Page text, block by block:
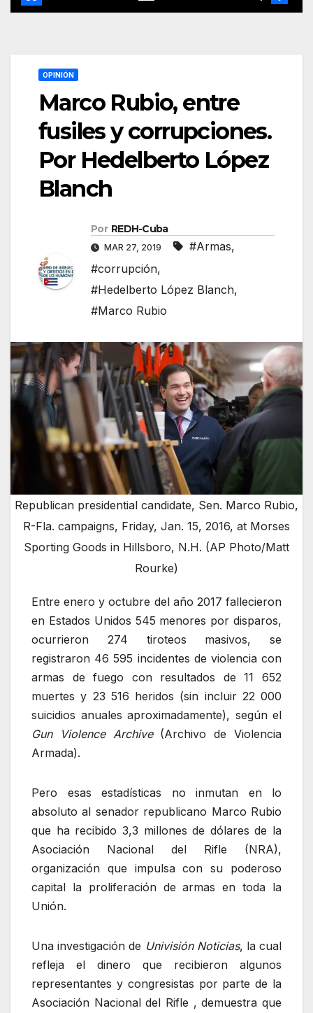
OPINIÓN
Marco Rubio, entre
fusiles y corrupciones.
Por Hedelberto López
Blanch
Por REDH-Cuba
MAR 27, 2019 #Armas,
#corrupción,
#Hedelberto López Blanch,
#Marco Rubio
Republican presidential candidate, Sen. Marco Rubio,
R-Fla. campaigns, Friday, Jan. 15, 2016, at Morses
Sporting Goods in Hillsboro, N.H. (AP Photo/Matt
Rourke)
Entre enero y octubre del año 2017 fallecieron
en Estados Unidos 545 menores por disparos,
ocurrieron 274 tiroteos masivos, se
registraron 46 595 incidentes de violencia con
armas de fuego con resultados de 11 652
muertes y 23 516 heridos (sin incluir 22 000
suicidios anuales aproximadamente), según el
Gun Violence Archive(Archivo de Violencia
Armada).
Pero esas estadísticas no inmutan en lo
absoluto al senador republicano Marco Rubio
que ha recibido 3,3 millones de dólares de la
Asociación Nacional del Rifle (NRA),
organización que impulsa con su poderoso
capital la proliferación de armas en toda la
Unión.
Una investigación de Univisión Noticias, la cual
refleja el dinero que recibieron algunos
representantes y congresistas por parte de la
Asociación Nacional del Rifle , demuestra que